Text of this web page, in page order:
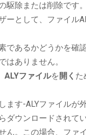
駆除または削除です。
ーとして、ファイル
であるかどうかを確
はありません。
ALYファイルを 開く た
ます-ALYファイルが
ダウンロードされて
ん。この場合、ファ